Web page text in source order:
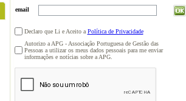
email
Declaro que Li e Aceito a Política de Privacidade
Autorizo a APG - Associação Portuguesa de Gestão das
Pessoas a utilizar os meus dados pessoais para me enviar
informações e notícias sobre a APG.